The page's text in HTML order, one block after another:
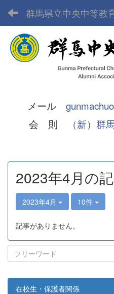
群馬県立中央中等教
メール
会 則
（新）群
2023年4月の
2023年4月 10件
記事がありません。
在校生・保護者関係